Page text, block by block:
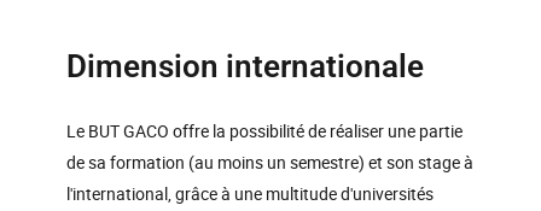
Dimension internationale
Le BUT GACO offre la possibilité de réaliser une partie
de sa formation (au moins un semestre) et son stage à
l'international, grâce à une multitude d'universités